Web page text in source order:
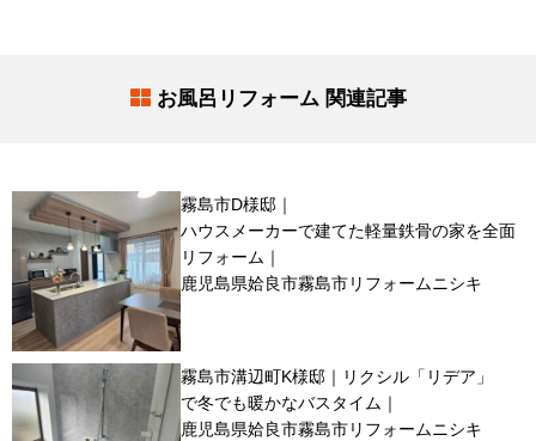
お風呂リフォーム 関連記事
霧島市D様邸｜
ハウスメーカーで建てた軽量鉄骨の家を全面
リフォーム｜
鹿児島県姶良市霧島市リフォームニシキ
霧島市溝辺町K様邸｜リクシル「リデア」
で冬でも暖かなバスタイム｜
鹿児島県姶良市霧島市リフォームニシキ